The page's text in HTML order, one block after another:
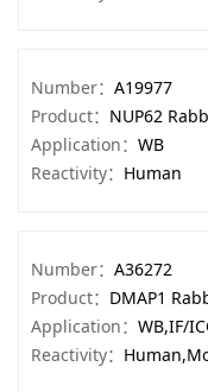
Number： A19977
Product： NUP62
Application： WB
Reactivity： Human
Number： A36272
Product： DMAP1
Application： WB,IF/
Reactivity：